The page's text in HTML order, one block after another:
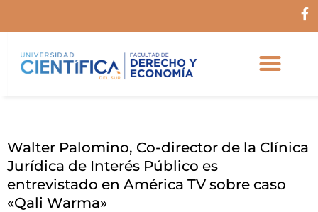
F
Walter Palomino, Co-director de la Clínica
Jurídica de Interés Público es
entrevistado en América TV sobre caso
«Qali Warma»